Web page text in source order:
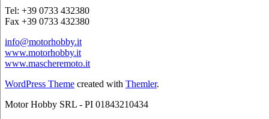
Tel: +39 0733 432380
Fax +39 0733 432380
info@motorhobby.it
www.motorhobby.it
www.mascheremoto.it
WordPress Theme created with Themler.
Motor Hobby SRL - PI 01843210434